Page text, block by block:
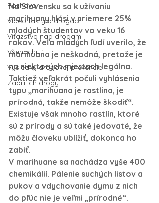
Rozhovor
Video fakty o drogách
Víťazstvo nad drogami
Všehochut'
Výsledky drogovej prevencie
Zabili ich drogy
Na Slovensku sa k užívaniu
marihuany hlási v priemere 25%
mladých študentov vo veku 16
rokov. Veľa mladých ľudí uverilo, že
marihuana je neškodná, pretože je
na niektorých miestach legálna.
Taktiež veľakrát počuli vyhlásenia
typu „marihuana je rastlina, je
prírodná, takže nemôže škodiť“.
Existuje však mnoho rastlín, ktoré
sú z prírody a sú také jedovaté, že
môžu človeku ublížiť, dokonca ho
zabiť.
V marihuane sa nachádza vyše 400
chemikálií. Pálenie suchých listov a
pukov a vdychovanie dymu z nich
do pľúc nie je veľmi „prírodné“.